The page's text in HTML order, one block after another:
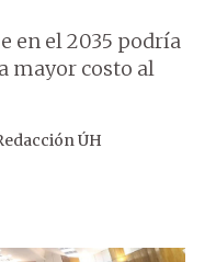
en el 2035 podría
mayor costo al
ÚH